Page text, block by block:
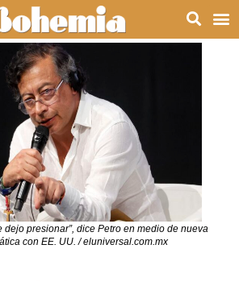
dejo presionar”, dice Petro en medio de nueva
con EE. UU. / eluniversal.com.mx